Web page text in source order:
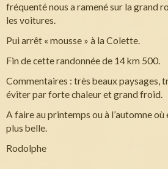
fréquenté nous a ramené sur la grand
les voitures.
Pui arrêt « mousse » à la Colette.
Fin de cette randonnée de 14 km 500.
Commentaires : très beaux paysages,
éviter par forte chaleur et grand froid.
A faire au printemps ou à l’automne
plus belle.
Rodolphe